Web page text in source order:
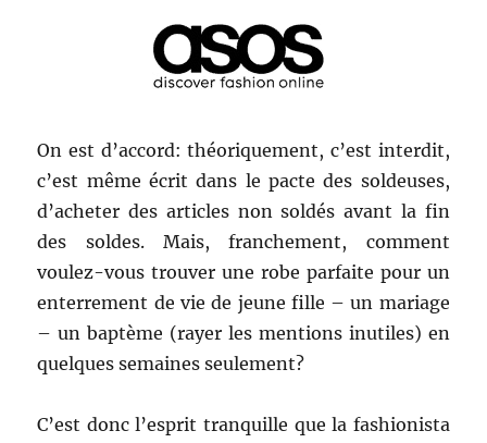
On est d’accord: théoriquement, c’est interdit,
c’est même écrit dans le pacte des soldeuses,
d’acheter des articles non soldés avant la fin
des soldes. Mais, franchement, comment
voulez-vous trouver une robe parfaite pour un
enterrement de vie de jeune fille – un mariage
– un baptème (rayer les mentions inutiles) en
quelques semaines seulement?
C’est donc l’esprit tranquille que la fashionista